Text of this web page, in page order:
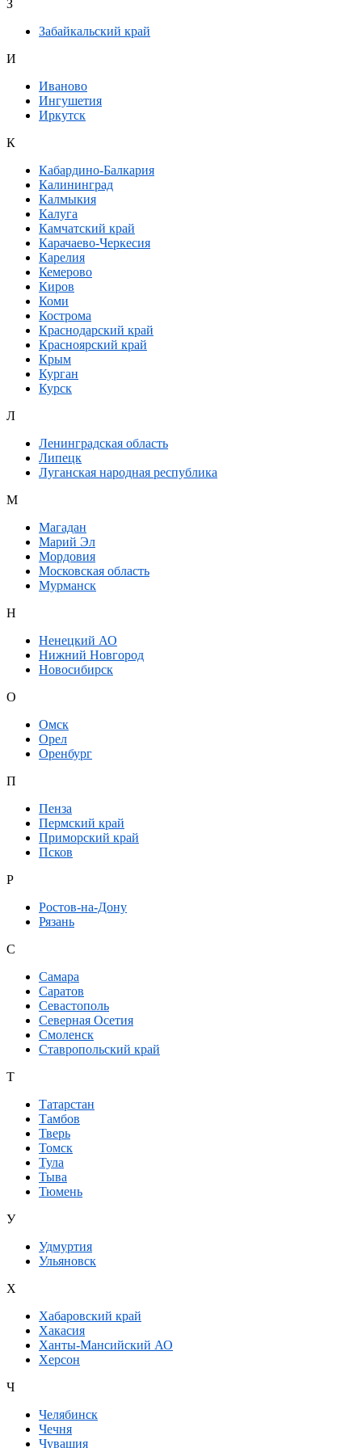
З
Забайкальский край
И
Иваново
Ингушетия
Иркутск
К
Кабардино-Балкария
Калининград
Калмыкия
Калуга
Камчатский край
Карачаево-Черкесия
Карелия
Кемерово
Киров
Коми
Кострома
Краснодарский край
Красноярский край
Крым
Курган
Курск
Л
Ленинградская область
Липецк
Луганская народная республика
М
Магадан
Марий Эл
Мордовия
Московская область
Мурманск
Н
Ненецкий АО
Нижний Новгород
Новосибирск
О
Омск
Орел
Оренбург
П
Пенза
Пермский край
Приморский край
Псков
Р
Ростов-на-Дону
Рязань
С
Самара
Саратов
Севастополь
Северная Осетия
Смоленск
Ставропольский край
Т
Татарстан
Тамбов
Тверь
Томск
Тула
Тыва
Тюмень
У
Удмуртия
Ульяновск
Х
Хабаровский край
Хакасия
Ханты-Мансийский АО
Херсон
Ч
Челябинск
Чечня
Чувашия